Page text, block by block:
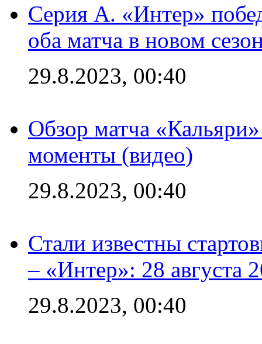
Серия А. «Интер»
оба матча в новом
29.8.2023, 00:40
Обзор матча
моменты (видео)
29.8.2023, 00:40
Стали известны
– «Интер»: 28 августа
29.8.2023, 00:40